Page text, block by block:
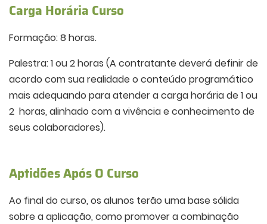
Carga Horária Curso
Formação: 8 horas.
Palestra: 1 ou 2 horas (A contratante deverá definir de
acordo com sua realidade o conteúdo programático
mais adequando para atender a carga horária de 1 ou
2 horas, alinhado com a vivência e conhecimento de
seus colaboradores).
Aptidões Após O Curso
Ao final do curso, os alunos terão uma base sólida
sobre a aplicação, como promover a combinação